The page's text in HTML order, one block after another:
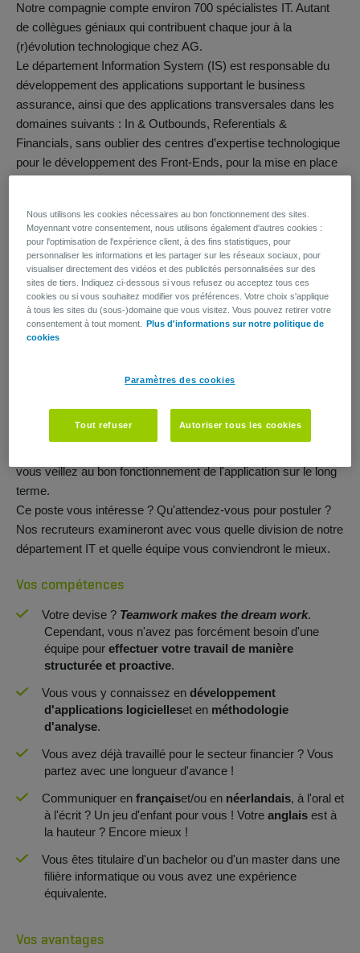
Notre compagnie compte environ 700 spécialistes IT. Autant
de collègues géniaux qui contribuent chaque jour à la
(r)évolution technologique chez AG.
Le département Information System (IS) est responsable du
développement des applications supportant le business
assurance, ainsi que des applications transversales dans les
domaines suivants : In & Outbounds, Referentials &
Financials, sans oublier des centres d’expertise technologique
pour le développement des Front-Ends, pour la mise en place
département :
Vous travaillez en étroite collaboration avec le business, vos
collègues et les architectes pour élaborer la description
fonctionnelle des solutions IT.
Avec les Technical Designers, vous convertissez ces projets
fonctionnels en projet technique sur mesure.
Nous comptons sur vous pour garantir la réussite de
respect du planning, du budget et des exigences en matière de
Vous apportez votre aide pendant les tests d'acceptation
réalisés par le business et l'équipe IT.
vous veillez au bon fonctionnement de l'application sur le long
terme.
Ce poste vous intéresse ? Qu'attendez-vous pour postuler ?
Nos recruteurs examineront avec vous quelle division de notre
département IT et quelle équipe vous conviendront le mieux.
Vos compétences
Votre devise ? Teamwork makes the dream work.
Cependant, vous n'avez pas forcément besoin d'une
équipe pour effectuer votre travail de manière
structurée et proactive.
Vous vous y connaissez en développement
d'applications logicielleset en méthodologie
d'analyse.
Vous avez déjà travaillé pour le secteur financier ? Vous
partez avec une longueur d'avance !
Communiquer en françaiset/ou en néerlandais, à l'oral et
à l'écrit ? Un jeu d'enfant pour vous ! Votre anglais est à
la hauteur ? Encore mieux !
Vous êtes titulaire d'un bachelor ou d'un master dans une
filière informatique ou vous avez une expérience
équivalente.
Vos avantages
Nous utilisons les cookies nécessaires au bon fonctionnement des sites.
Moyennant votre consentement, nous utilisons également d'autres cookies :
pour l'optimisation de l'expérience client, à des fins statistiques, pour
personnaliser les informations et les partager sur les réseaux sociaux, pour
visualiser directement des vidéos et des publicités personnalisées sur des
sites de tiers. Indiquez ci-dessous si vous refusez ou acceptez tous ces
cookies ou si vous souhaitez modifier vos préférences. Votre choix s'applique
à tous les sites du (sous-)domaine que vous visitez. Vous pouvez retirer votre
consentement à tout moment.
Plus d'informations sur notre politique de
cookies
Paramètres des cookies
Tout refuser Autoriser tous les cookies